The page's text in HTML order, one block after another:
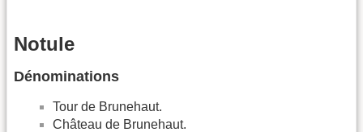
Notule
Dénominations
Tour de Brunehaut.
Château de Brunehaut.